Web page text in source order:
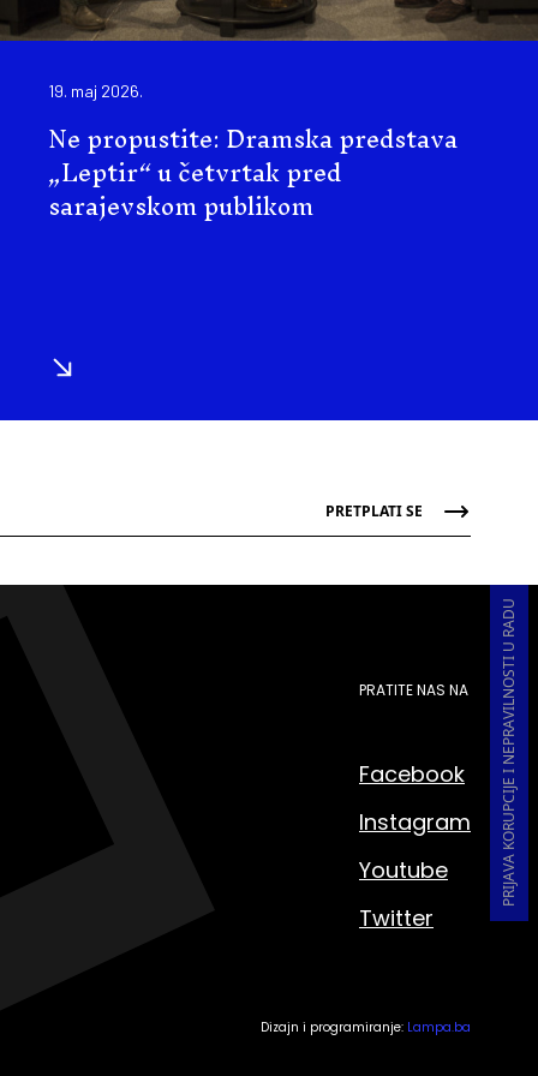
19. maj 2026.
Ne propustite: Dramska predstava
„Leptir“ u četvrtak pred
sarajevskom publikom
PRETPLATI SE
PRIJAVA KORUPCIJE I NEPRAVILNOSTI U RADU
PRATITE NAS NA
Facebook
Instagram
Youtube
Twitter
Dizajn i programiranje: Lampa.ba